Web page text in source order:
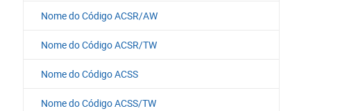
Nome do Código ACSR/AW
Nome do Código ACSR/TW
Nome do Código ACSS
Nome do Código ACSS/TW